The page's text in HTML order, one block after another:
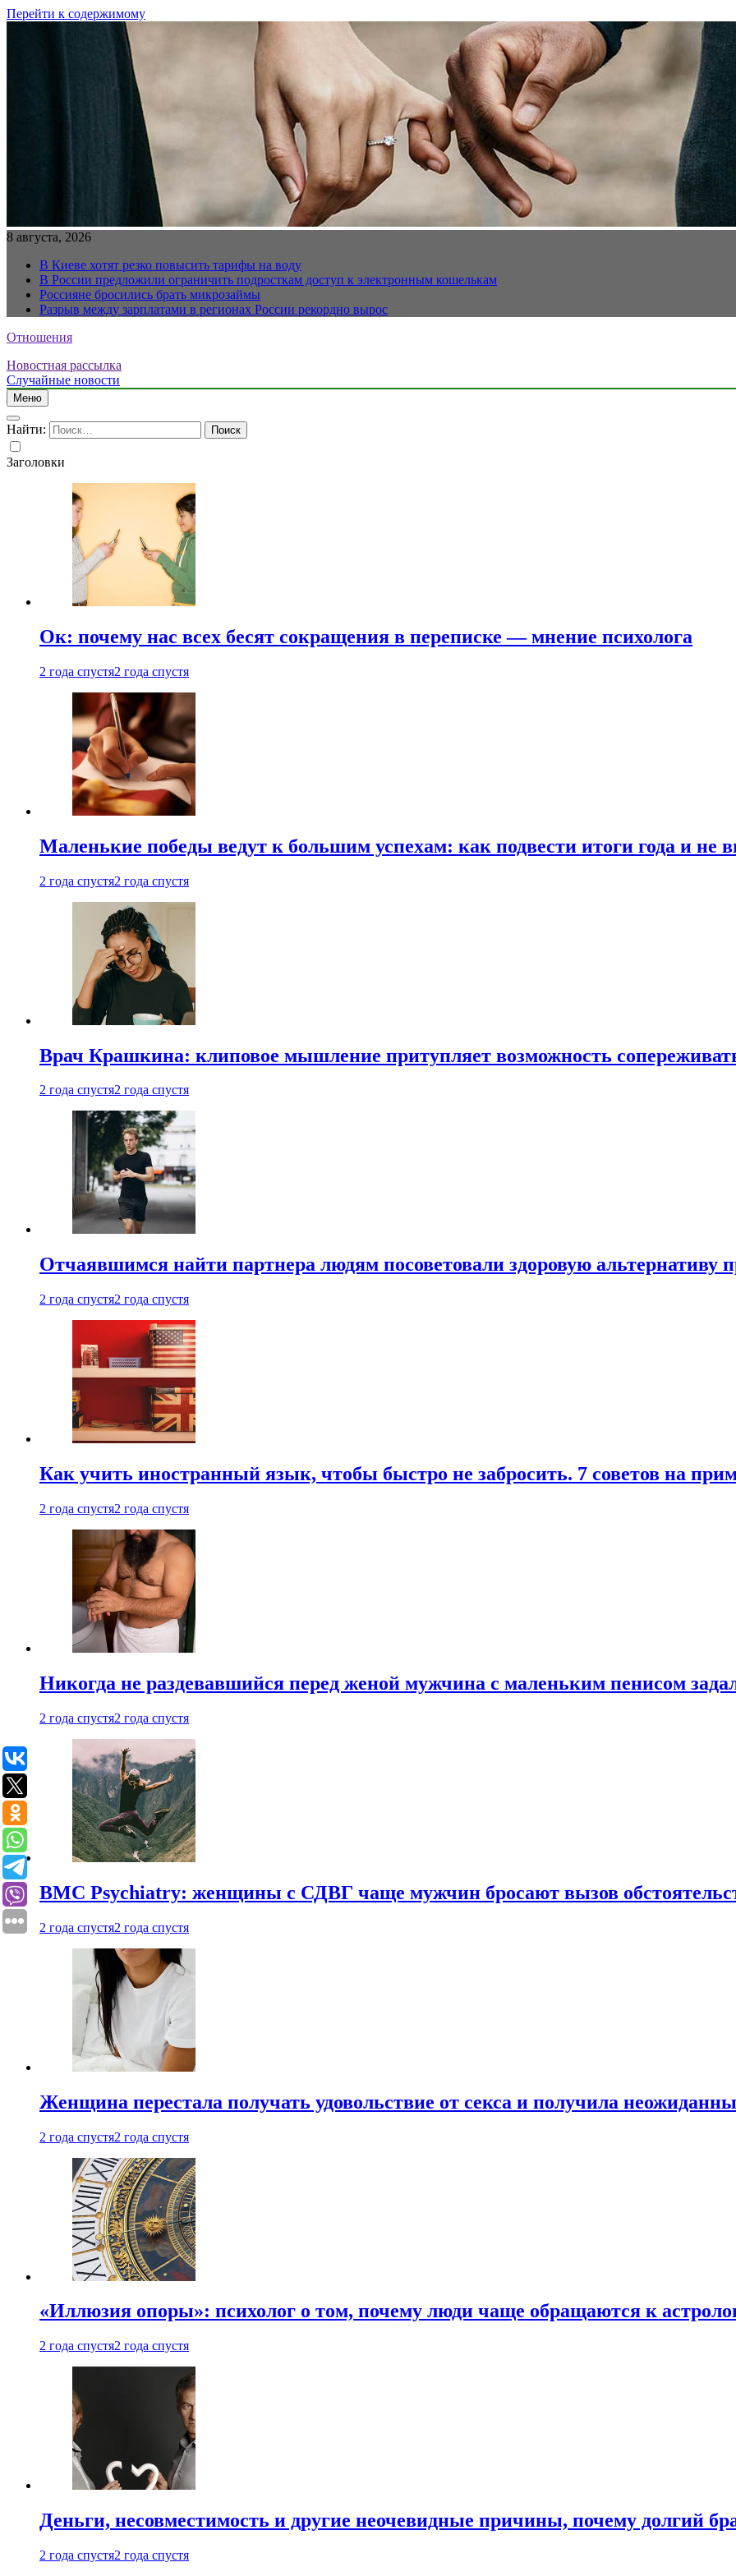
Перейти к содержимому
8 августа, 2026
В Киеве хотят резко повысить тарифы на воду
В России предложили ограничить подросткам доступ к электронным кошелькам
Россияне бросились брать микрозаймы
Разрыв между зарплатами в регионах России рекордно вырос
Отношения
Новостная рассылка
Случайные новости
Меню
Найти:
Заголовки
Ок: почему нас всех бесят сокращения в переписке — мнение психолога
2 года спустя2 года спустя
Маленькие победы ведут к большим успехам: как подвести итоги года и не
2 года спустя2 года спустя
Врач Крашкина: клиповое мышление притупляет возможность
2 года спустя2 года спустя
Отчаявшимся найти партнера людям посоветовали здоровую альтернативу
2 года спустя2 года спустя
Как учить иностранный язык, чтобы быстро не забросить. 7 советов на
2 года спустя2 года спустя
Никогда не раздевавшийся перед женой мужчина с маленьким пенисом
2 года спустя2 года спустя
BMC Psychiatry: женщины с СДВГ чаще мужчин бросают вызов
2 года спустя2 года спустя
Женщина перестала получать удовольствие от секса и получила
2 года спустя2 года спустя
«Иллюзия опоры»: психолог о том, почему люди чаще обращаются к
2 года спустя2 года спустя
Деньги, несовместимость и другие неочевидные причины, почему долгий
2 года спустя2 года спустя